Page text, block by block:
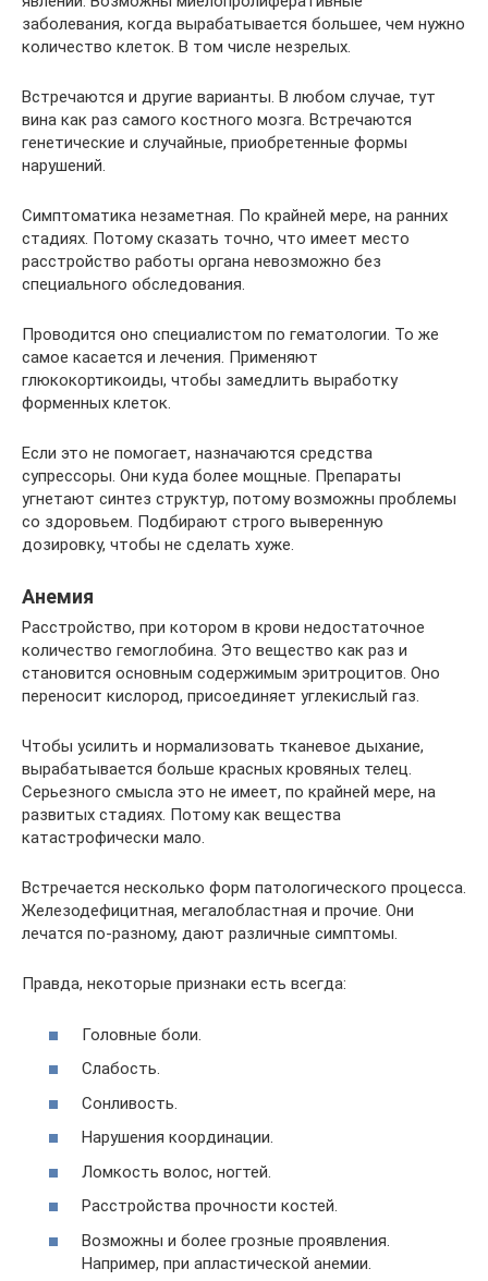
заболевания, когда вырабатывается большее, чем нужно
количество клеток. В том числе незрелых.
Встречаются и другие варианты. В любом случае, тут
вина как раз самого костного мозга. Встречаются
генетические и случайные, приобретенные формы
нарушений.
Симптоматика незаметная. По крайней мере, на ранних
стадиях. Потому сказать точно, что имеет место
расстройство работы органа невозможно без
специального обследования.
Проводится оно специалистом по гематологии. То же
самое касается и лечения. Применяют
глюкокортикоиды, чтобы замедлить выработку
форменных клеток.
Если это не помогает, назначаются средства
супрессоры. Они куда более мощные. Препараты
угнетают синтез структур, потому возможны проблемы
со здоровьем. Подбирают строго выверенную
дозировку, чтобы не сделать хуже.
Анемия
Расстройство, при котором в крови недостаточное
количество гемоглобина. Это вещество как раз и
становится основным содержимым эритроцитов. Оно
переносит кислород, присоединяет углекислый газ.
Чтобы усилить и нормализовать тканевое дыхание,
вырабатывается больше красных кровяных телец.
Серьезного смысла это не имеет, по крайней мере, на
развитых стадиях. Потому как вещества
катастрофически мало.
Встречается несколько форм патологического процесса.
Железодефицитная, мегалобластная и прочие. Они
лечатся по-разному, дают различные симптомы.
Правда, некоторые признаки есть всегда:
Головные боли.
Слабость.
Сонливость.
Нарушения координации.
Ломкость волос, ногтей.
Расстройства прочности костей.
Возможны и более грозные проявления.
Например, при апластической анемии.